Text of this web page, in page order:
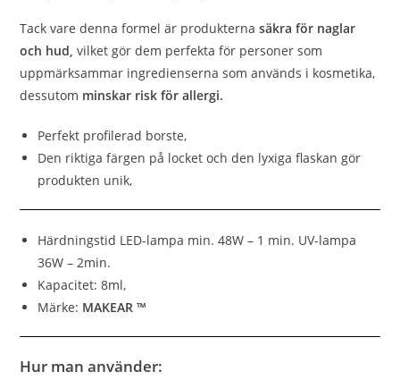
Tack vare denna formel är produkternasäkra för naglar
och hud, vilket gör dem perfekta för personer som
uppmärksammar ingredienserna som används i kosmetika,
dessutom minskar risk för allergi.
Perfekt profilerad borste,
Den riktiga färgen på locket och den lyxiga flaskan gör
produkten unik,
Härdningstid LED-lampa min. 48W – 1 min. UV-lampa
36W – 2min.
Kapacitet: 8ml,
Märke: MAKEAR ™
Hur man använder: